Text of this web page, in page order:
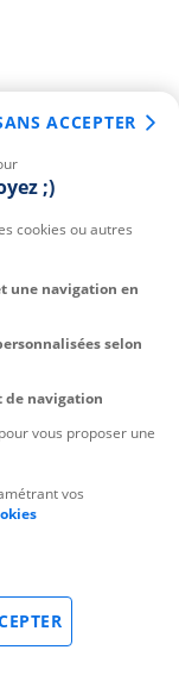
;)
cookies ou autres
une navigation en
selon
de navigation
vous proposer une
vos
ACCEPTER